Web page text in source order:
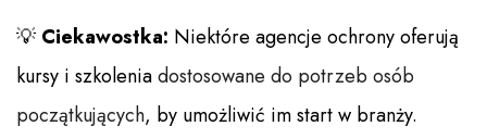
💡 Ciekawostka: Niektóre agencje ochrony oferują
kursy i szkoleniadostosowane do potrzeb osób
początkujących, by umożliwić im start w branży.